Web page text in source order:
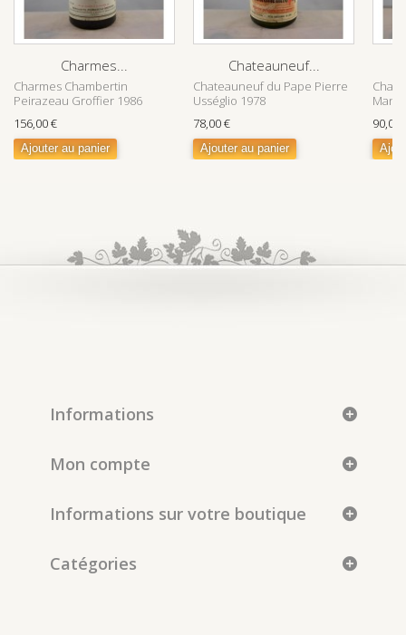
Charmes...
Charmes Chambertin
Peirazeau Groffier 1986
156,00 €
Ajouter au panier
Chateauneuf...
Chateauneuf du Pape Pierre
Usséglio 1978
78,00 €
Ajouter au panier
90,00
Informations
Mon compte
Informations sur votre boutique
Catégories